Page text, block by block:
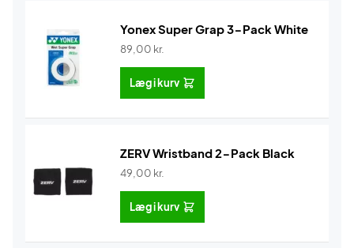
Yonex Super Grap 3-Pack White
89,00 kr.
Læg i kurv
ZERV Wristband 2-Pack Black
49,00 kr.
Læg i kurv